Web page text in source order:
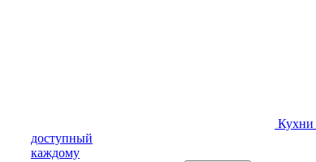
Кухни
доступный
каждому